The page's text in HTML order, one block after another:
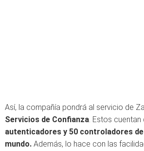
Así, la compañía pondrá al servicio de
Servicios de Confianza. Estos cuentan
autenticadores y 50 controladores
mundo. Además, lo hace con las